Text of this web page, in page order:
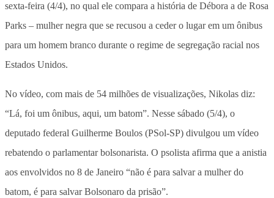
sexta-feira (4/4), no qual ele compara a história de Débora a de Rosa
Parks – mulher negra que se recusou a ceder o lugar em um ônibus
para um homem branco durante o regime de segregação racial nos
Estados Unidos.
No vídeo, com mais de 54 milhões de visualizações, Nikolas diz:
“Lá, foi um ônibus, aqui, um batom”. Nesse sábado (5/4), o
deputado federal Guilherme Boulos (PSol-SP) divulgou um vídeo
rebatendo o parlamentar bolsonarista. O psolista afirma que a anistia
aos envolvidos no 8 de Janeiro “não é para salvar a mulher do
batom, é para salvar Bolsonaro da prisão”.